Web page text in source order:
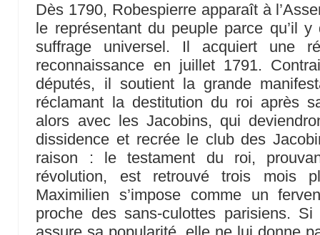
Dès 1790, Robespierre apparaît à
le représentant du peuple parce qu’il
suffrage universel. Il acquiert une
reconnaissance en juillet 1791.
députés, il soutient la grande
réclamant la destitution du roi après
alors avec les Jacobins, qui
dissidence et recrée le club des
raison : le testament du roi,
révolution, est retrouvé trois mois
Maximilien s’impose comme un
proche des sans-culottes parisiens.